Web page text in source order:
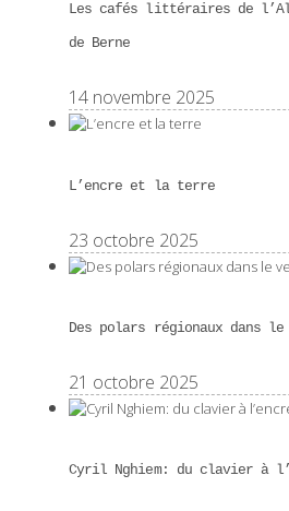
Les cafés littéraires de
de Berne
14 novembre 2025
L’encre et la terre
23 octobre 2025
Des polars régionaux dans le
21 octobre 2025
Cyril Nghiem: du clavier à